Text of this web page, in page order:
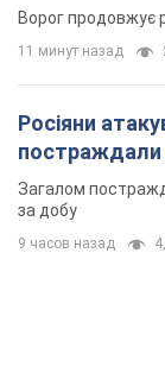
Ворог продовжує
11 минут назад
Росіяни
постраждали
Загалом
за добу
9 часов назад